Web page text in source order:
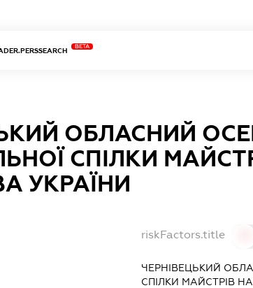
BETA
ОБЛАСНИЙ
СПІЛКИ
УКРАЇНИ
riskFactors.title
ЧЕРНІВЕЦЬКИЙ
СПІЛКИ МАЙСТРІВ